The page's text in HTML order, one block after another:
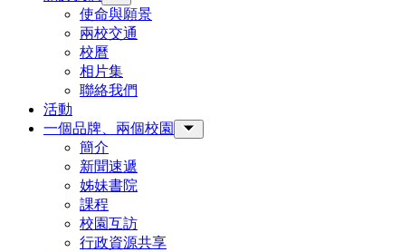
使命與願景
兩校交通
校曆
相片集
聯絡我們
活動
一個品牌、兩個校園
簡介
新聞速遞
姊妹書院
課程
校園互訪
行政資源共享